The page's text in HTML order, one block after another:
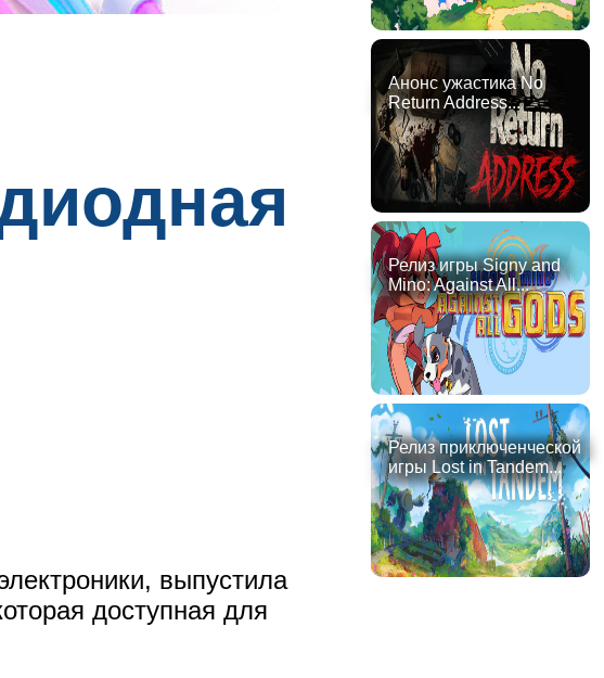
выпустила
доступная для
Анонс ужастика No
Return Address...
Релиз игры Signy and
Mino: Against All...
Релиз приключенческой
игры Lost in Tandem...